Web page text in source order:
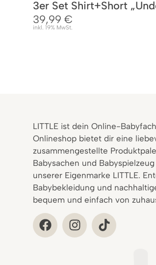
3er Set Shirt+Short
39,99€
inkl. 19% MwSt.
LITTLE ist dein Online-
Onlineshop bietet dir eine
zusammengestellte
Babysachen und
unserer Eigenmarke LITTLE.
Babybekleidung und
bequem und einfach von